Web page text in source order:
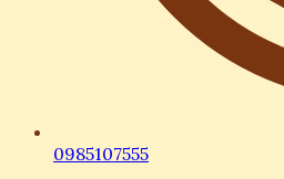
0985107555